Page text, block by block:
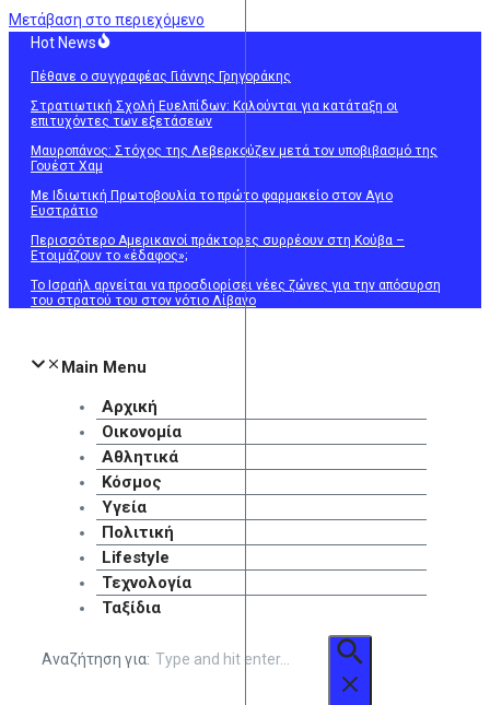
Μετάβαση στο περιεχόμενο
Hot News
Πέθανε ο συγγραφέας Γιάννης Γρηγοράκης
Στρατιωτική Σχολή Ευελπίδων: Καλούνται για κατάταξη οι
επιτυχόντες των εξετάσεων
Μαυροπάνος: Στόχος της Λεβερκούζεν μετά τον υποβιβασμό της
Γουέστ Χαμ
Με Ιδιωτική Πρωτοβουλία το πρώτο φαρμακείο στον Αγιο
Ευστράτιο
Περισσότερο Αμερικανοί πράκτορες συρρέουν στη Κούβα –
Ετοιμάζουν το «έδαφος»;
Το Ισραήλ αρνείται να προσδιορίσει νέες ζώνες για την απόσυρση
του στρατού του στον νότιο Λίβανο
Main Menu
Αρχική
Οικονομία
Αθλητικά
Κόσμος
Υγεία
Πολιτική
Lifestyle
Τεχνολογία
Ταξίδια
Αναζήτηση για: